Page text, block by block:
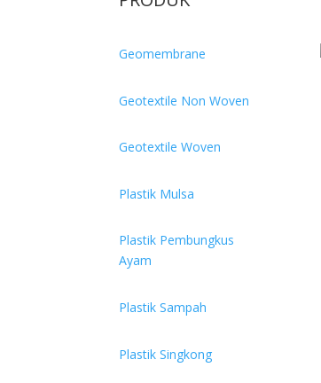
Geomembrane
Geotextile Non Woven
Geotextile Woven
Plastik Mulsa
Plastik Pembungkus
Ayam
Plastik Sampah
Plastik Singkong